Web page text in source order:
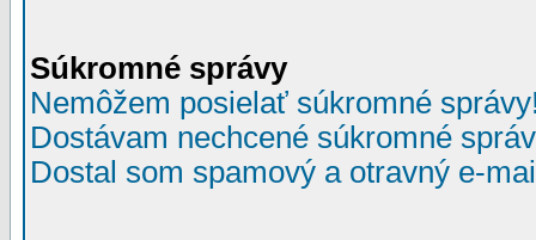
Súkromné správy
Nemôžem posielať súkromné
Dostávam nechcené súkromné
Dostal som spamový a otravný e-